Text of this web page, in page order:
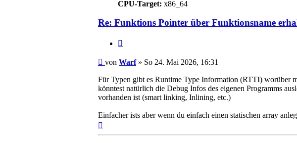
CPU-Target: x86_64
Re: Funktions Pointer über Funktionsname
Beitrag
von Warf» So 24. Mai 2026, 16:31
Für Typen gibt es Runtime Type Information (RTTI) worüber
könntest natürlich die Debug Infos des eigenen Programms
vorhanden ist (smart linking, Inlining, etc.)
Einfacher ists aber wenn du einfach einen statischen array